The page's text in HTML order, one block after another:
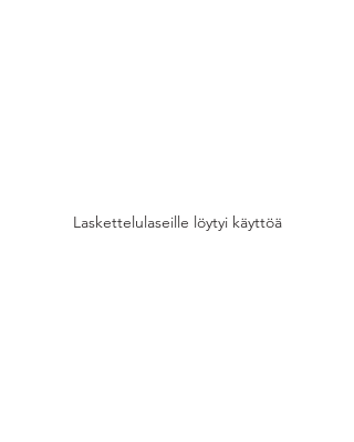
Laskettelulaseille löytyi käyttöä